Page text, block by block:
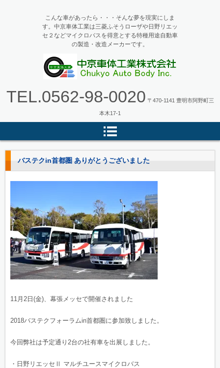
体工業
こんな車があったら・・・そんな夢を現実にしま
す。中京車体工業は三菱ふそうローザや日野リエッ
セ２などマイクロバスを得意とする特種用途自動車
の製造・改造メーカーです。
TEL.0562-98-0020 〒470-1141 豊明市阿野町三
本木17-1
バステクin首都圏 ありがとうございました
11月2日(金)、幕張メッセで開催されました
2018バステクフォーラムin首都圏に参加致しました。
今回弊社は予定通り2台の社有車を出展しました。
・日野リエッセⅡ マルチユースマイクロバス